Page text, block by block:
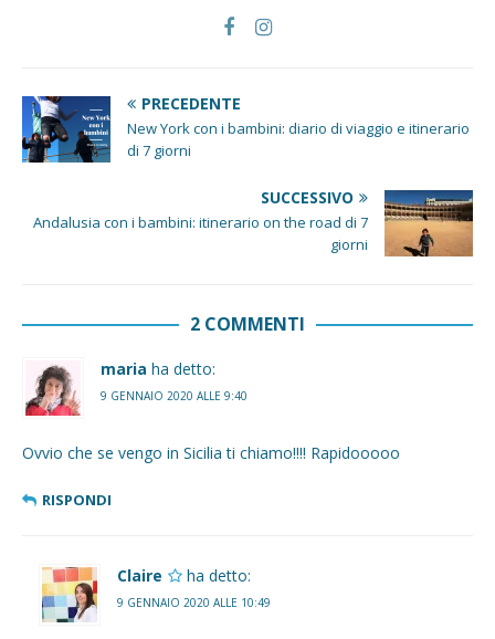
PRECEDENTE
New York con i bambini: diario di viaggio e itinerario
di 7 giorni
SUCCESSIVO
Andalusia con i bambini: itinerario on the road di 7
giorni
2 COMMENTI
maria ha detto:
9 GENNAIO 2020 ALLE 9:40
Ovvio che se vengo in Sicilia ti chiamo!!!! Rapidooooo
RISPONDI
Claire ha detto:
9 GENNAIO 2020 ALLE 10:49